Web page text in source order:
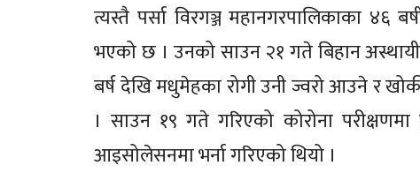
त्यस्तै पर्सा विरगञ्ज महानगरपालिकाका ४६
भएको छ । उनको साउन २१ गते बिहान
बर्ष देखि मधुमेहका रोगी उनी ज्वरो आउने र
। साउन १९ गते गरिएको कोरोना
आइसोलेसनमा भर्ना गरिएको थियो ।